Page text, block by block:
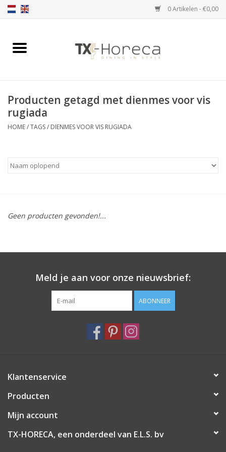
0 Artikelen - €0,00
Home
Catalogi
Merken
Producten getagd met dienmes voor vis
rugiada
HOME/TAGS/ DIENMES VOOR VIS RUGIADA
Geen producten gevonden!...
Meld je aan voor onze nieuwsbrief:
ABONNEER
Klantenservice
Producten
Mijn account
TX-HORECA, een onderdeel van E.L.S. bv